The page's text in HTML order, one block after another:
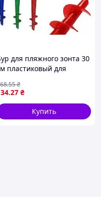
для пляжного зонта 30
пластиковый для
.27 ₴
.55₴
Купить